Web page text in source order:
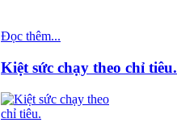
Đọc thêm...
Kiệt sức chạy theo chỉ tiêu.